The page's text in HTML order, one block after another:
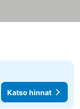
Katso hinnat